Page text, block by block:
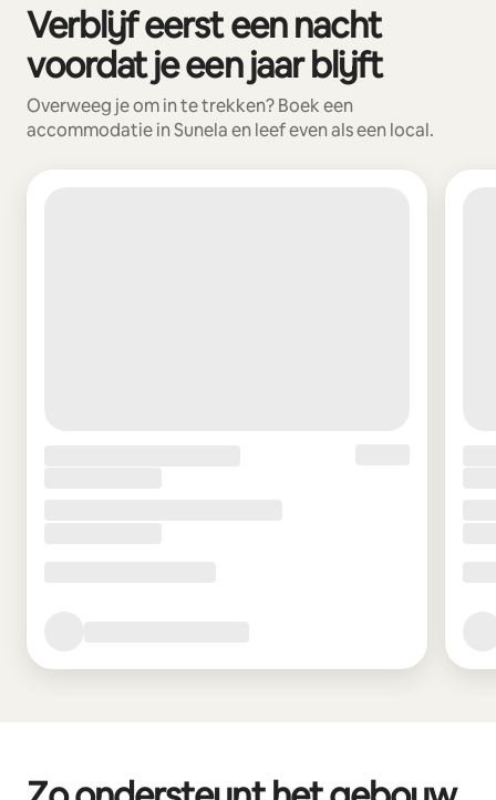
Verblijf eerst een nacht
voordat je een jaar blijft
Overweeg je om in te trekken? Boek een
accommodatie in Sunela en leef even als een local.
0 van 0 items weergegeven